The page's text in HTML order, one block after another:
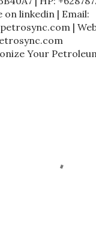
on linkedin | Email:
|
Your